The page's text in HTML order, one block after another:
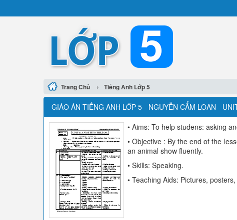
Trang Chủ › Tiếng Anh Lớp 5
GIÁO ÁN TIẾNG ANH LỚP 5 - NGUYỄN CẨM LOAN -
• Aims: To help studens: asking
• Objective : By the end of the
an animal show fluently.
• Skills: Speaking.
• Teaching Aids: Pictures,